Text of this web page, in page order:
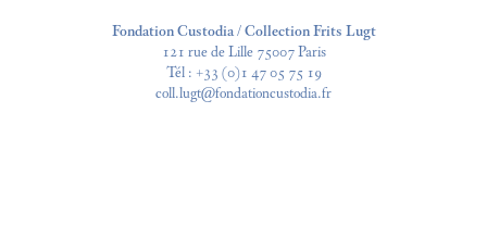
Fondation Custodia / Collection Frits Lugt
121 rue de Lille 75007 Paris
Tél : +33 (0)1 47 05 75 19
coll.lugt@fondationcustodia.fr